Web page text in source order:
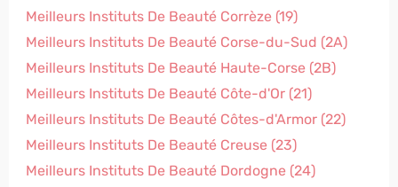
Meilleurs Instituts De Beauté Corrèze (19)
Meilleurs Instituts De Beauté Corse-du-Sud (2A)
Meilleurs Instituts De Beauté Haute-Corse (2B)
Meilleurs Instituts De Beauté Côte-d'Or (21)
Meilleurs Instituts De Beauté Côtes-d'Armor (22)
Meilleurs Instituts De Beauté Creuse (23)
Meilleurs Instituts De Beauté Dordogne (24)